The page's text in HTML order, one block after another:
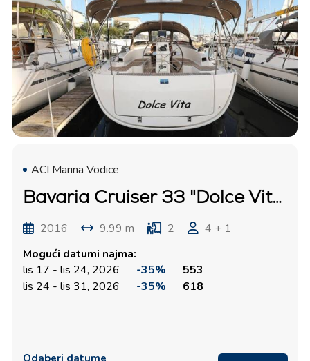
ACI Marina Vodice
Bavaria Cruiser 33 "Dolce Vita"
2016 9.99 m 2
4 + 1
Mogući datumi najma:
lis 17 - lis 24, 2026
-35%
553
lis 24 - lis 31, 2026
-35% 618
Odaberi datume